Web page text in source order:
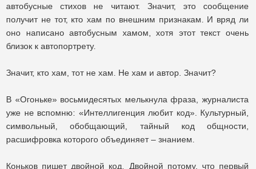
автобусные стихов не читают. Значит, это сообщение
получит не тот, кто хам по внешним признакам. И вряд ли
оно написано автобусным хамом, хотя этот текст очень
близок к автопортрету.
Значит, кто хам, тот не хам. Не хам и автор. Значит?
В «Огоньке» восьмидесятых мелькнула фраза, журналиста
уже не вспомню: «Интеллигенция любит код». Культурный,
символьный, обобщающий, тайный код общности,
расшифровка которого объединяет – знанием.
Коньков пишет двойной код. Двойной потому, что первый